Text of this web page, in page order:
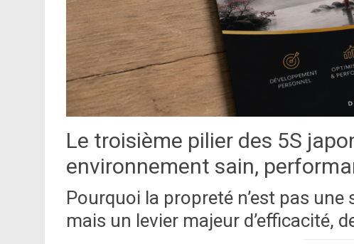
Le troisième pilier des 5S
environnement sain,
Pourquoi la propreté n’est pas
mais un levier majeur d’efficacité,